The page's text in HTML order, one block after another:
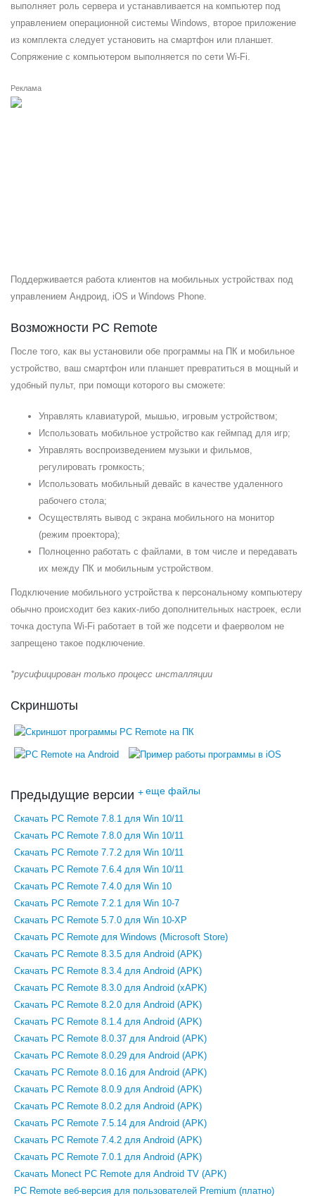
выполняет роль сервера и устанавливается на компьютер под
управлением операционной системы Windows, второе приложение
из комплекта следует установить на смартфон или планшет.
Сопряжение с компьютером выполняется по сети Wi-Fi.
Реклама
Поддерживается работа клиентов на мобильных устройствах под
управлением Андроид, iOS и Windows Phone.
Возможности PC Remote
После того, как вы установили обе программы на ПК и мобильное
устройство, ваш смартфон или планшет превратиться в мощный и
удобный пульт, при помощи которого вы сможете:
Управлять клавиатурой, мышью, игровым устройством;
Использовать мобильное устройство как геймпад для игр;
Управлять воспроизведением музыки и фильмов,
регулировать громкость;
Использовать мобильный девайс в качестве удаленного
рабочего стола;
Осуществлять вывод с экрана мобильного на монитор
(режим проектора);
Полноценно работать с файлами, в том числе и передавать
их между ПК и мобильным устройством.
Подключение мобильного устройства к персональному компьютеру
обычно происходит без каких-либо дополнительных настроек, если
точка доступа Wi-Fi работает в той же подсети и фаерволом не
запрещено такое подключение.
*русифицирован только процесс инсталляции
Скриншоты
Предыдущие версии +еще файлы
Скачать PC Remote 7.8.1 для Win 10/11
Скачать PC Remote 7.8.0 для Win 10/11
Скачать PC Remote 7.7.2 для Win 10/11
Скачать PC Remote 7.6.4 для Win 10/11
Скачать PC Remote 7.4.0 для Win 10
Скачать PC Remote 7.2.1 для Win 10-7
Скачать PC Remote 5.7.0 для Win 10-XP
Скачать PC Remote для Windows (Microsoft Store)
Скачать PC Remote 8.3.5 для Android (APK)
Скачать PC Remote 8.3.4 для Android (APK)
Скачать PC Remote 8.3.0 для Android (xAPK)
Скачать PC Remote 8.2.0 для Android (APK)
Скачать PC Remote 8.1.4 для Android (APK)
Скачать PC Remote 8.0.37 для Android (APK)
Скачать PC Remote 8.0.29 для Android (APK)
Скачать PC Remote 8.0.16 для Android (APK)
Скачать PC Remote 8.0.9 для Android (APK)
Скачать PC Remote 8.0.2 для Android (APK)
Скачать PC Remote 7.5.14 для Android (APK)
Скачать PC Remote 7.4.2 для Android (APK)
Скачать PC Remote 7.0.1 для Android (APK)
Скачать Monect PC Remote для Android TV (APK)
PC Remote веб-версия для пользователей Premium (платно)